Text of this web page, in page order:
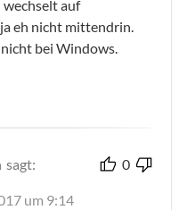
wechselt auf
eh nicht mittendrin.
bei Windows.
sagt: 0
um 9:14